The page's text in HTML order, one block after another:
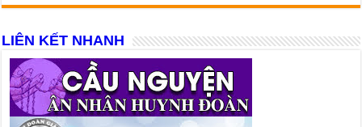
LIÊN KẾT NHANH